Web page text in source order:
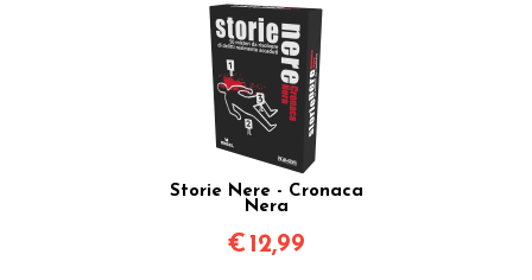
Storie Nere - Cronaca
Nera
€ 12,99